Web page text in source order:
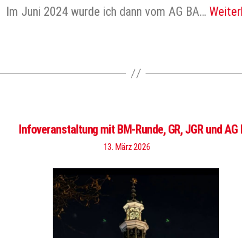
Im Juni 2024 wurde ich dann vom AG BA…
Infoveranstaltung mit BM-Runde, GR, JGR und AG
13. März 2026